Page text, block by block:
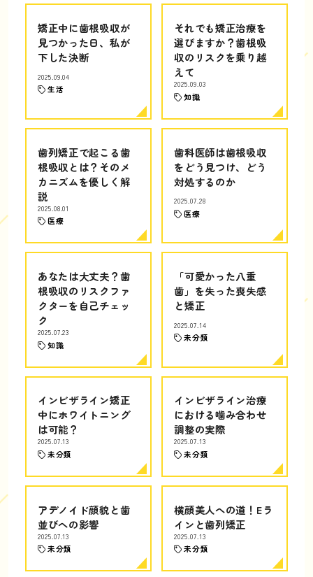
矯正中に歯根吸収が
見つかった日、私が
下した決断
2025.09.04
生活
それでも矯正治療を
選びますか？歯根吸
収のリスクを乗り越
えて
2025.09.03
知識
歯列矯正で起こる歯
根吸収とは？そのメ
カニズムを優しく解
説
2025.08.01
医療
歯科医師は歯根吸収
をどう見つけ、どう
対処するのか
2025.07.28
医療
あなたは大丈夫？歯
根吸収のリスクファ
クターを自己チェッ
ク
2025.07.23
知識
「可愛かった八重
歯」を失った喪失感
と矯正
2025.07.14
未分類
インビザライン矯正
中にホワイトニング
は可能？
2025.07.13
未分類
インビザライン治療
における噛み合わせ
調整の実際
2025.07.13
未分類
アデノイド顔貌と歯
並びへの影響
2025.07.13
未分類
横顔美人への道！Eラ
インと歯列矯正
2025.07.13
未分類